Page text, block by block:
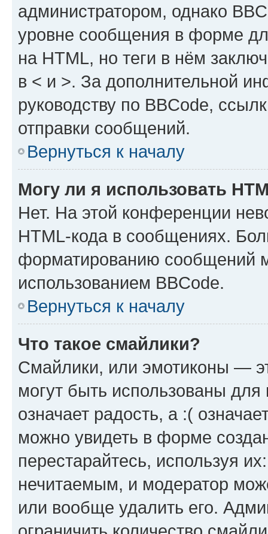
администратором, однако
уровне сообщения в форме
на HTML, но теги в нём
в < и >. За дополнительной
руководству по BBCode,
отправки сообщений.
Вернуться к началу
Могу ли я использовать
Нет. На этой конференции
HTML-кода в сообщениях.
форматированию сообщений
использованием BBCode.
Вернуться к началу
Что такое смайлики?
Смайлики, или эмотиконы —
могут быть использованы
означает радость, а :(
можно увидеть в форме
перестарайтесь, используя
нечитаемым, и модератор
или вообще удалить его.